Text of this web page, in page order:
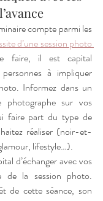
d’une session photo
faire, il est capital
à impliquer
Informez dans un
photographe sur vos
faire part du type de
réaliser (noir-et-
lifestyle…).
d’échanger avec vos
de la session photo.
de cette séance, son